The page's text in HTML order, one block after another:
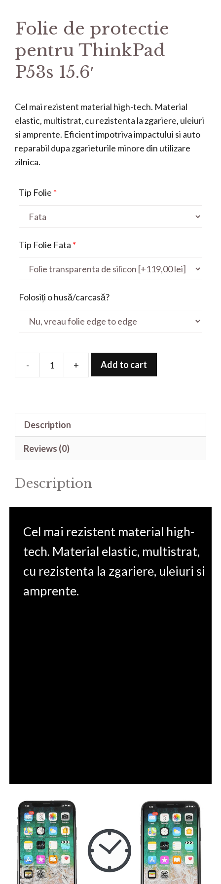
Folie de protectie
pentru ThinkPad
P53s 15.6′
Cel mai rezistent material high-tech. Material
elastic, multistrat, cu rezistenta la zgariere, uleiuri
si amprente. Eficient impotriva impactului si auto
reparabil dupa zgarieturile minore din utilizare
zilnica.
Tip Folie *
Tip Folie Fata *
Folosiți o husă/carcasă?
-
Folie
+ Add to cart
Description
Reviews (0)
Description
Cel mai rezistent material high-
tech. Material elastic, multistrat,
cu rezistenta la zgariere, uleiuri si
amprente.